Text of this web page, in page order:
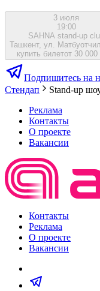
3 июля
19:00
SAHNA stand-up
Ташкент, ул.
купить билетот 30 000
Подпишитесь на
Стендап
Stand-up
Реклама
Контакты
О проекте
Вакансии
Контакты
Реклама
О проекте
Вакансии